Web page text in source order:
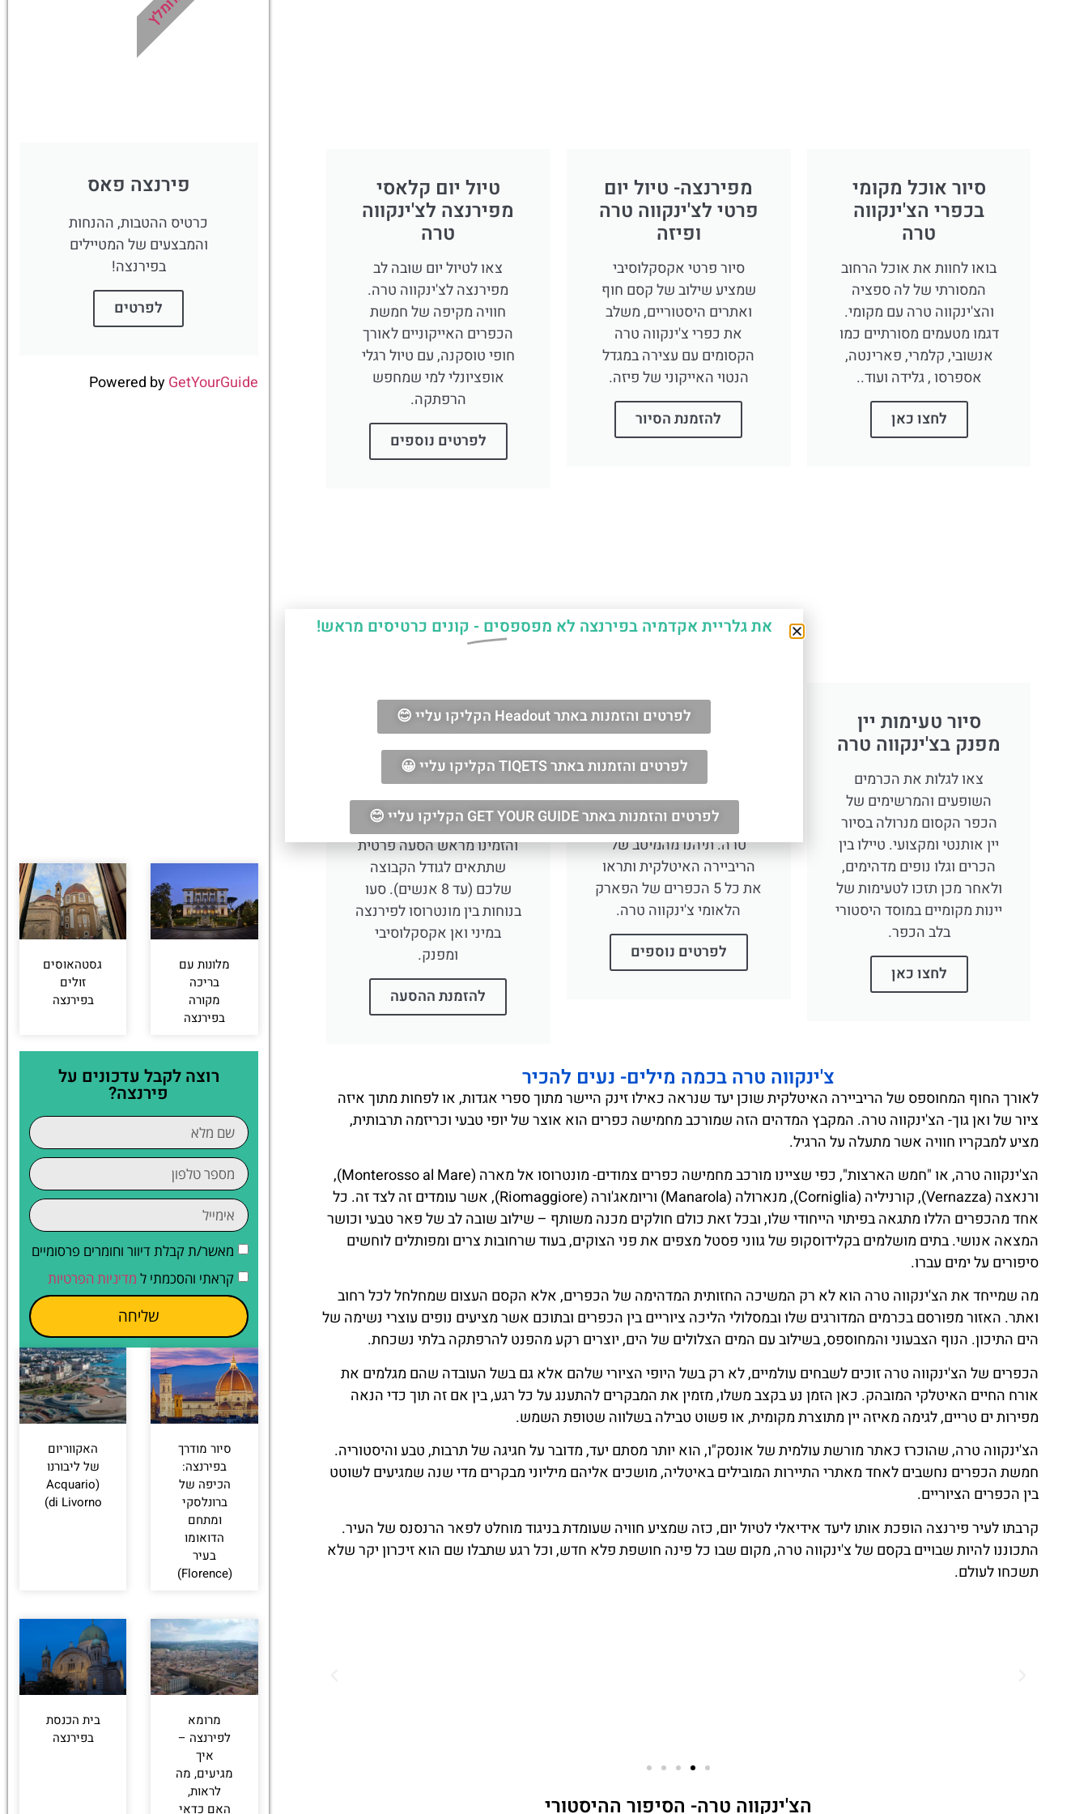
סיור אוכל מקומי
בכפרי הצ'ינקווה
טרה
בואו לחוות את אוכל הרחוב
המסורתי של לה ספציה
והצ'ינקווה טרה עם מקומי.
דגמו מטעמים מסורתיים כמו
אנשובי, קלמרי, פארינטה,
אספרסו , גלידה ועוד..
לחצו כאן
מפירנצה- טיול יום
פרטי לצ'ינקווה טרה
ופיזה
סיור פרטי אקסקלוסיבי
שמציע שילוב של קסם חוף
ואתרים היסטוריים, משלב
את כפרי צ'ינקווה טרה
הקסומים עם עצירה במגדל
הנטוי האייקוני של פיזה.
להזמנת הסיור
טיול יום קלאסי
מפירנצה לצ'ינקווה
טרה
צאו לטיול יום שובה לב
מפירנצה לצ'ינקווה טרה.
חוויה מקיפה של חמשת
הכפרים האייקוניים לאורך
חופי טוסקנה, עם טיול רגלי
אופציונלי למי שמחפש
הרפתקה.
לפרטים נוספים
סיור טעימות יין
מפנק בצ'ינקווה טרה
צאו לגלות את הכרמים
השופעים והמרשימים של
הכפר הקסום מנרולה בסיור
יין אותנטי ומקצועי. טיילו בין
הכרים וגלו נופים מדהימים,
ולאחר מכן תזכו לטעימות של
יינות מקומיים במוסד היסטורי
בלב הכפר.
לחצו כאן
מלה ספציה- טיול
מודרך לצ'ינקווה טרה
גלו מאות שנים של מסורות,
היסטוריה ואוכל בטיול יום
מודרך מלה ספציה לצ'ינקווה
טרה. תיהנו מהמיטב של
הריביירה האיטלקית ותראו
את כל 5 הכפרים של הפארק
הלאומי צ'ינקווה טרה.
לפרטים נוספים
העברה פרטית
ממונטרוסו אל מארה
לפירנצה.
הסירו את הדאגה מהיציאה
לשדה התעופה בפירנצה
והזמינו מראש הסעה פרטית
שתתאים לגודל הקבוצה
שלכם (עד 8 אנשים). סעו
בנוחות בין מונטרוסו לפירנצה
במיני ואן אקסקלוסיבי
ומפנק.
להזמנת ההסעה
צ'ינקווה טרה בכמה מילים- נעים להכיר
לאורך החוף המחוספס של הריביירה האיטלקית שוכן יעד שנראה כאילו זינק היישר מתוך ספרי אגדות, או לפחות מתוך איזה
ציור של ואן גוך- הצ'ינקווה טרה. המקבץ המדהים הזה שמורכב מחמישה כפרים הוא אוצר של יופי טבעי וכריזמה תרבותית,
מציע למבקריו חוויה אשר מתעלה על הרגיל.
הצ'ינקווה טרה, או "חמש הארצות", כפי שציינו מורכב מחמישה כפרים צמודים- מונטרוסו אל מארה (Monterosso al Mare),
ורנאצה (Vernazza), קורניליה (Corniglia), מנארולה (Manarola) וריומאג'ורה (Riomaggiore), אשר עומדים זה לצד זה. כל
אחד מהכפרים הללו מתגאה בפיתוי הייחודי שלו, ובכל זאת כולם חולקים מכנה משותף – שילוב שובה לב של פאר טבעי וכושר
המצאה אנושי. בתים מושלמים בקלידוסקופ של גווני פסטל מצפים את פני הצוקים, בעוד שרחובות צרים ומפותלים לוחשים
סיפורים על ימים עברו.
מה שמייחד את הצ'ינקווה טרה הוא לא רק המשיכה החזותית המדהימה של הכפרים, אלא הקסם העצום שמחלחל לכל רחוב
ואתר. האזור מפורסם בכרמים המדורגים שלו ובמסלולי הליכה ציוריים בין הכפרים ובתוכם אשר מציעים נופים עוצרי נשימה של
הים התיכון. הנוף הצבעוני והמחוספס, בשילוב עם המים הצלולים של הים, יוצרים רקע מהפנט להרפתקה בלתי נשכחת.
הכפרים של הצ'ינקווה טרה זוכים לשבחים עולמיים, לא רק בשל היופי הציורי שלהם אלא גם בשל העובדה שהם מגלמים את
אורח החיים האיטלקי המובהק. כאן הזמן נע בקצב משלו, מזמין את המבקרים להתענג על כל רגע, בין אם זה תוך כדי הנאה
מפירות ים טריים, לגימה מאיזה יין מתוצרת מקומית, או פשוט טבילה בשלווה שטופת השמש.
הצ'ינקווה טרה, שהוכרז כאתר מורשת עולמית של אונסק"ו, הוא יותר מסתם יעד, מדובר על חגיגה של תרבות, טבע והיסטוריה.
חמשת הכפרים נחשבים לאחד מאתרי התיירות המובילים באיטליה, מושכים אליהם מיליוני מבקרים מדי שנה שמגיעים לשוטט
בין הכפרים הציוריים.
קרבתו לעיר פירנצה הופכת אותו ליעד אידיאלי לטיול יום, כזה שמציע חוויה שעומדת בניגוד מוחלט לפאר הרנסנס של העיר.
התכוננו להיות שבויים בקסם של צ'ינקווה טרה, מקום שבו כל פינה חושפת פלא חדש, וכל רגע שתבלו שם הוא זיכרון יקר שלא
תשכחו לעולם.
הצ'ינקווה טרה- הסיפור ההיסטורי
פירנצה פאס
כרטיס ההטבות, ההנחות
והמבצעים של המטיילים
בפירנצה!
לפרטים
Powered byGetYourGuide
מלונות עם
בריכה
מקורה
בפירנצה
גסטהאוסים
זולים
בפירנצה
רוצה לקבל עדכונים על
פירנצה?
מאשר/ת קבלת דיוור וחומרים פרסומיים
קראתי והסכמתי ל מדיניות הפרטיות
שליחה
סיור מודרך
בפירנצה:
הכיפה של
ברונלסקי
ומתחם
הדואומו
בעיר
(Florence)
האקווריום
של ליבורנו
(Acquario
di Livorno)
מרומא
לפירנצה –
איך
מגיעים, מה
לראות,
האם כדאי
בית הכנסת
בפירנצה
לפרטים והזמנות באתר Headout הקליקו עליי 😊
לפרטים והזמנות באתר TIQETS הקליקו עליי 😀
לפרטים והזמנות באתר GET YOUR GUIDE הקליקו עליי 😊